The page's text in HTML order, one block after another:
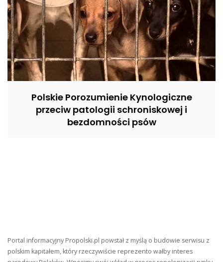
Polskie Porozumienie Kynologiczne
przeciw patologii schroniskowej i
bezdomności psów
Portal informacyjny Propolski.pl powstał z myślą o budowie serwisu z
polskim kapitałem, który rzeczywiście reprezento wałby interes